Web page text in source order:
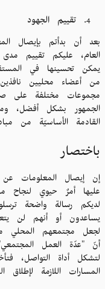
تقييم الجهود
بعد أن بدأتم بإيصال
العام، عليكم تقييم
يمكن تحسينها في
من أعضاء محليين
مجموعات مختلفة على
الجمهور بشكل أفضل،
القادمة الأساسيّة من
باختصار
إن إيصال المعلومات
عليها أمرٌ حيوي
لديكم رسالة واضحة
يساعدون أو أنهم لن
لجعل مجتمعهم المحلي
أنّ "عدّة العمل
لتشكل أداة التواصل،
المسارات اللازمة